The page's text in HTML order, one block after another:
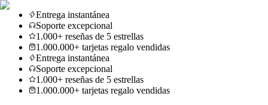
Entrega instantánea
Soporte excepcional
1.000+ reseñas de 5 estrellas
1.000.000+ tarjetas regalo vendidas
Entrega instantánea
Soporte excepcional
1.000+ reseñas de 5 estrellas
1.000.000+ tarjetas regalo vendidas